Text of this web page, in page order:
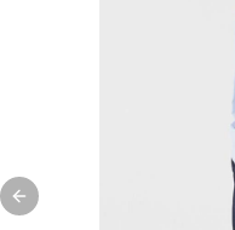
Previous slide